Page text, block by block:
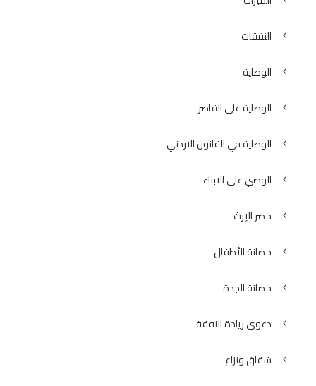
النفقات
الوصاية
الوصاية على القاصر
الوصاية في القانون الاردني
الوصي على الابناء
حصر الإرث
حضانة الأطفال
حضانة الجدة
دعوى زيادة النفقة
شقاق ونزاع